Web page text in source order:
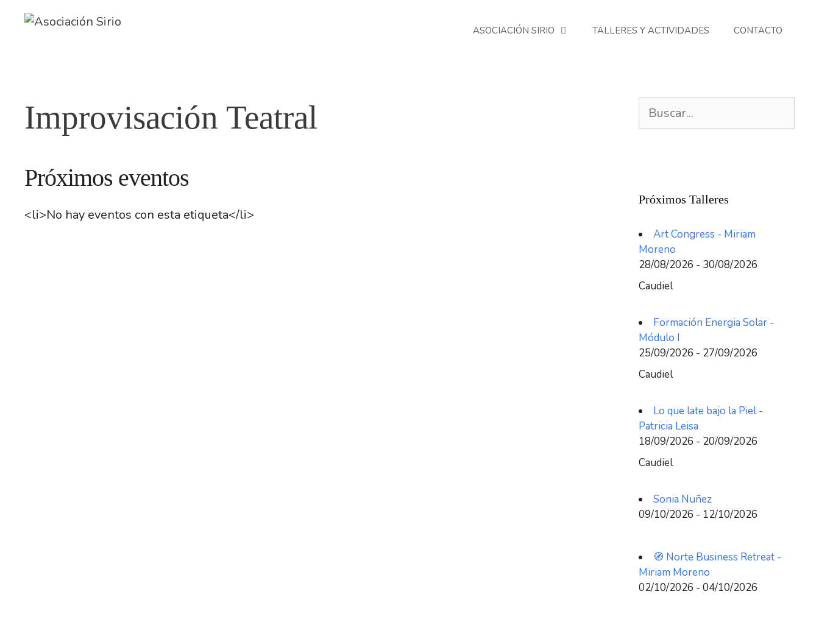
ASOCIACIÓN SIRIO TALLERES Y ACTIVIDADES CONTACTO
Improvisación Teatral
Próximos eventos
<li>No hay eventos con esta etiqueta</li>
Próximos Talleres
Art Congress - Miriam
Moreno
28/08/2026 - 30/08/2026
Caudiel
Formación Energia Solar -
Módulo I
25/09/2026 - 27/09/2026
Caudiel
Lo que late bajo la Piel -
Patricia Leisa
18/09/2026 - 20/09/2026
Caudiel
Sonia Nuñez
09/10/2026 - 12/10/2026
🧭 Norte Business Retreat -
Miriam Moreno
02/10/2026 - 04/10/2026